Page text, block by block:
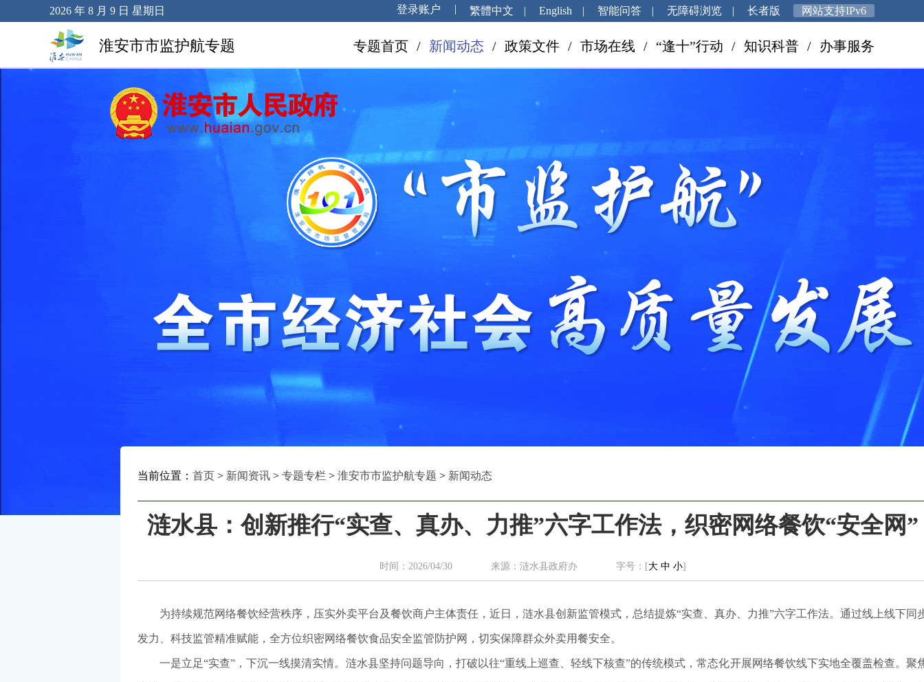
2026 年 8 月 9 日 星期日 繁體中文 | English | 智能问答 | 无障碍浏览 | 长者版 网站支持IPv6
淮安市市监护航专题 专题首页 / 新闻动态 / 政策文件 / 市场在线 / “逢十”行动 / 知识科普 / 办事服务
当前位置： 首页 > 新闻资讯 > 专题专栏 > 淮安市市监护航专题 > 新闻动态
涟水县：创新推行“实查、真办、力推”六字工作法，织密网络餐饮“安全网”
时间：2026/04/30 来源：涟水县政府办 字号：[大 中 小]
为持续规范网络餐饮经营秩序，压实外卖平台及餐饮商户主体责任，近日，涟水县创新监管模式，总结提炼“实查、真办、力推”六字工作法。通过线上线下同
发力、科技监管精准赋能，全方位织密网络餐饮食品安全监管防护网，切实保障群众外卖用餐安全。
一是立足“实查”，下沉一线摸清实情。涟水县坚持问题导向，打破以往“重线上巡查、轻线下核查”的传统模式，常态化开展网络餐饮线下实地全覆盖检查。聚